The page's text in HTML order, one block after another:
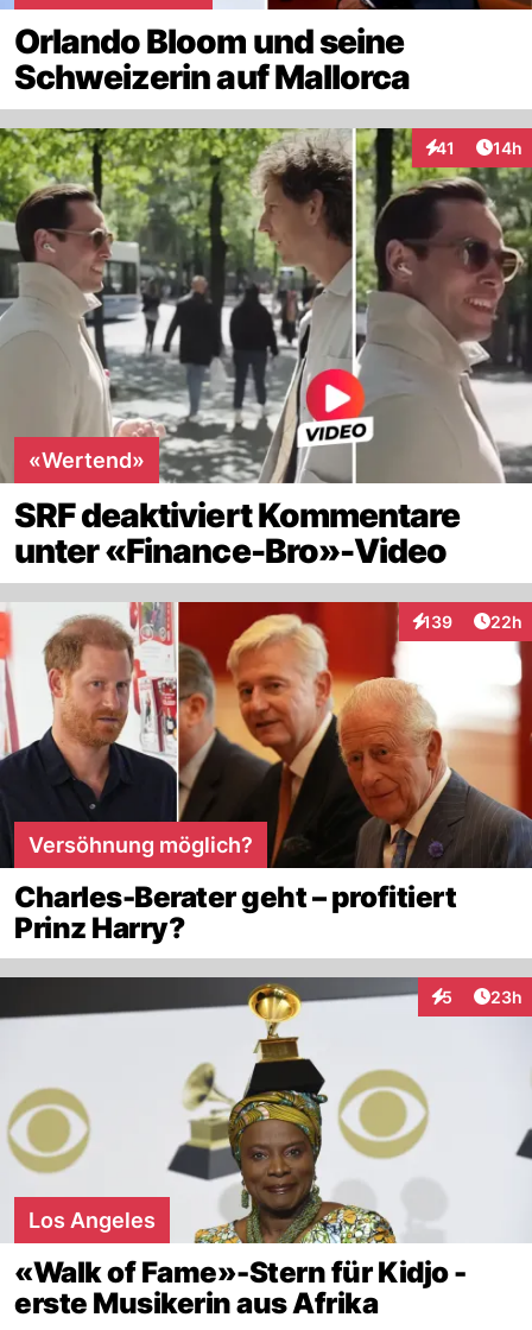
Orlando Bloom und seine
Schweizerin auf Mallorca
41
Interaktionen
14h
«Wertend»
SRF deaktiviert Kommentare
unter «Finance-Bro»-Video
139
Interaktionen
22h
Versöhnung möglich?
Charles-Berater geht – profitiert
Prinz Harry?
5
Interaktionen
23h
Los Angeles
«Walk of Fame»-Stern für Kidjo -
erste Musikerin aus Afrika